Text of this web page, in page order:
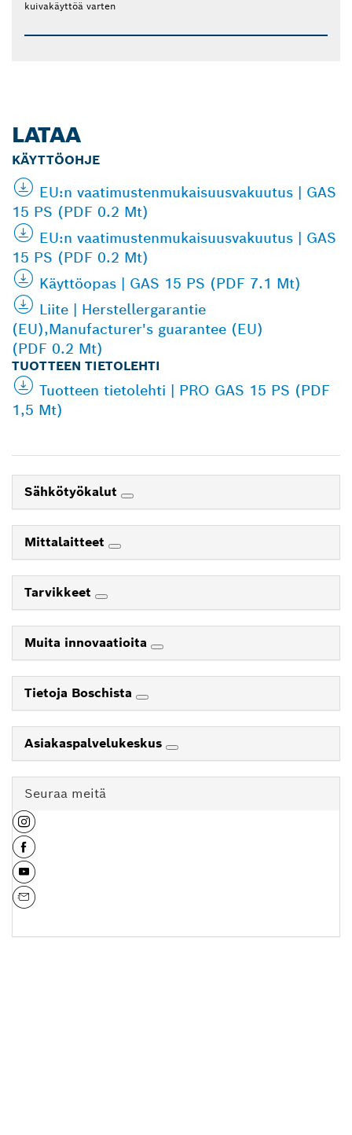
kuivakäyttöä varten
LATAA
KÄYTTÖOHJE
EU:n vaatimustenmukaisuusvakuutus | GAS
15 PS (PDF 0.2 Mt)
EU:n vaatimustenmukaisuusvakuutus | GAS
15 PS (PDF 0.2 Mt)
Käyttöopas | GAS 15 PS (PDF 7.1 Mt)
Liite | Herstellergarantie
(EU),Manufacturer's guarantee (EU)
(PDF 0.2 Mt)
TUOTTEEN TIETOLEHTI
Tuotteen tietolehti | PRO GAS 15 PS (PDF
1,5 Mt)
Sähkötyökalut
Mittalaitteet
Tarvikkeet
Muita innovaatioita
Tietoja Boschista
Asiakaspalvelukeskus
Seuraa meitä